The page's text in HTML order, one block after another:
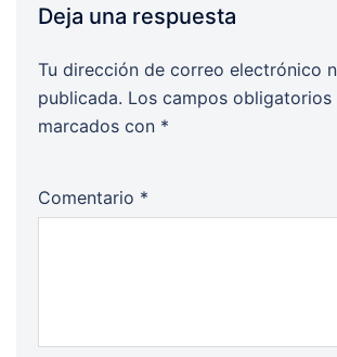
Deja una respuesta
Tu dirección de correo electrónico
publicada. Los campos obligatorios
marcados con *
Comentario *